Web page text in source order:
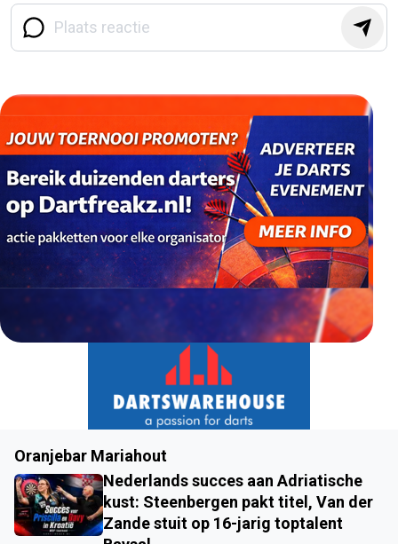
Oranjebar Mariahout
Nederlands succes aan Adriatische
kust: Steenbergen pakt titel, Van der
Zande stuit op 16-jarig toptalent